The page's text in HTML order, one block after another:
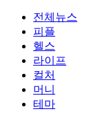
전체뉴스
피플
헬스
라이프
컬처
머니
테마